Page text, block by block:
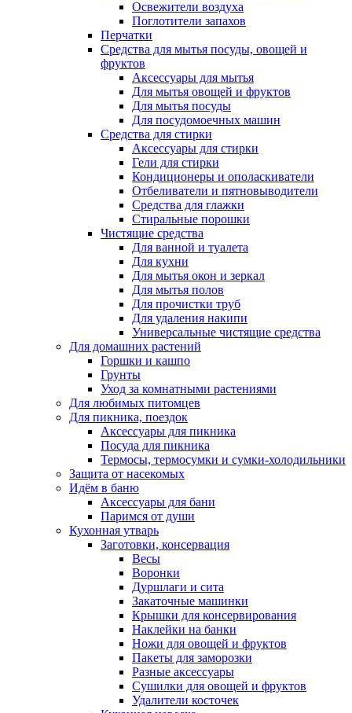
Освежители воздуха
Поглотители запахов
Перчатки
Средства для мытья посуды, овощей и
фруктов
Аксессуары для мытья
Для мытья овощей и фруктов
Для мытья посуды
Для посудомоечных машин
Средства для стирки
Аксессуары для стирки
Гели для стирки
Кондиционеры и ополаскиватели
Отбеливатели и пятновыводители
Средства для глажки
Стиральные порошки
Чистящие средства
Для ванной и туалета
Для кухни
Для мытья окон и зеркал
Для мытья полов
Для прочистки труб
Для удаления накипи
Универсальные чистящие средства
Для домашних растений
Горшки и кашпо
Грунты
Уход за комнатными растениями
Для любимых питомцев
Для пикника, поездок
Аксессуары для пикника
Посуда для пикника
Термосы, термосумки и сумки-холодильники
Защита от насекомых
Идём в баню
Аксессуары для бани
Паримся от души
Кухонная утварь
Заготовки, консервация
Весы
Воронки
Дуршлаги и сита
Закаточные машинки
Крышки для консервирования
Наклейки на банки
Ножи для овощей и фруктов
Пакеты для заморозки
Разные аксессуары
Сушилки для овощей и фруктов
Удалители косточек